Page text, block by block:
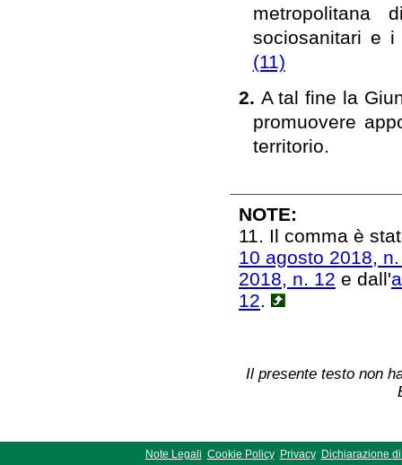
sociosanitari e i
(11)
2. A tal fine la
promuovere
territorio.
NOTE:
11. Il comma è
10 agosto 2018,
2018, n. 12 e dall'
12.
Il presente testo non
Note Legali Cookie Policy Privacy
Dichiarazione